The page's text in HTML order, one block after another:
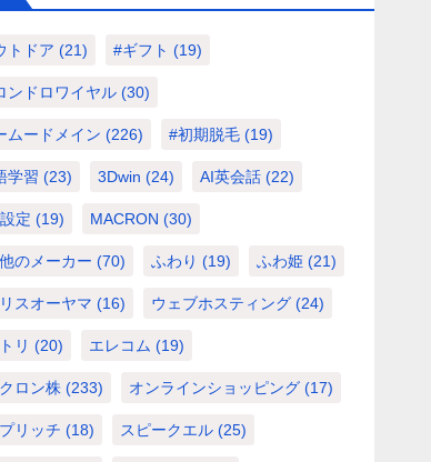
トドア (21) #ギフト (19)
ンドロワイヤル (30)
ムードメイン (226) #初期脱毛 (19)
学習 (23) 3Dwin (24) AI英会話 (22)
定 (19) MACRON (30)
のメーカー (70) ふわり (19) ふわ姫 (21)
スオーヤマ (16) ウェブホスティング (24)
リ (20) エレコム (19)
ロン株 (233) オンラインショッピング (17)
リッチ (18) スピークエル (25)